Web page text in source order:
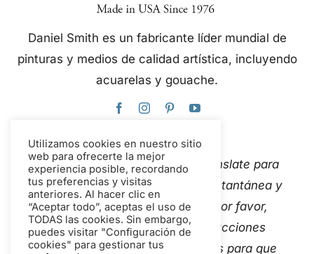
Daniel Smith es un fabricante líder mundial de
pinturas y medios de calidad artística, incluyendo
acuarelas y gouache.
Este sitio web utiliza Google Translate para
traducir el contenido de forma instantánea y
automática a varios idiomas. Por favor,
ContáctanosSi detectas traducciones
automáticas inexactas, avísanos para que
Utilizamos cookies en nuestro sitio
web para ofrecerte la mejor
experiencia posible, recordando
tus preferencias y visitas
anteriores. Al hacer clic en
“Aceptar todo”, aceptas el uso de
TODAS las cookies. Sin embargo,
puedes visitar "Configuración de
cookies" para gestionar tus